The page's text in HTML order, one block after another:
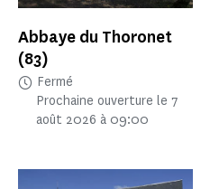
Abbaye du Thoronet
(83)
Fermé
Prochaine ouverture le 7
août 2026 à 09:00